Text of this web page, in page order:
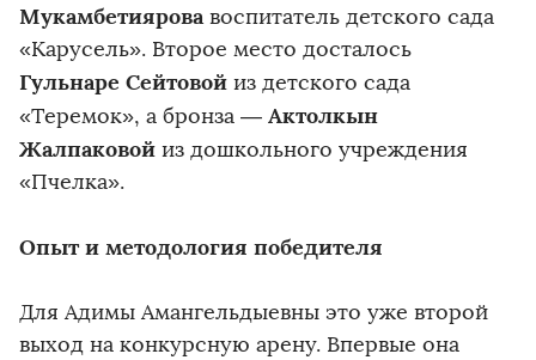
Мукамбетияровавоспитатель детского сада
«Карусель». Второе место досталось
Гульнаре Сейтовой из детского сада
«Теремок», а бронза — Актолкын
Жалпаковой из дошкольного учреждения
«Пчелка».
Опыт и методология победителя
Для Адимы Амангельдыевны это уже второй
выход на конкурсную арену. Впервые она